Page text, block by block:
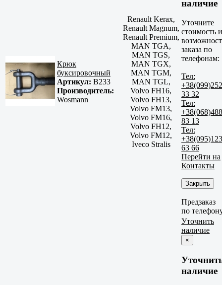
Крюк
буксировочный
Артикул: B233
Производитель:
Wosmann
Renault Kerax,
Renault Magnum,
Renault Premium,
MAN TGA,
MAN TGS,
MAN TGX,
MAN TGM,
MAN TGL,
Volvo FH16,
Volvo FH13,
Volvo FM13,
Volvo FM16,
Volvo FH12,
Volvo FM12,
Iveco Stralis
наличие
Уточните
стоимость и
заказа по
телефонам:
Тел:
+38(099)252
33 32
Тел:
+38(068)488
83 13
Тел:
+38(095)123
63 66
Перейти на
Контакты
Закрыть
Предзаказ
по
Уточнить
наличие
×
наличие